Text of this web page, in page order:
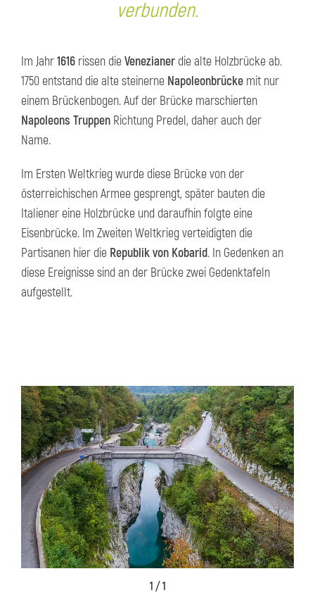
verbunden.
Im Jahr1616 rissen dieVenezianer die alte Holzbrücke ab.
1750 entstand die alte steinerne Napoleonbrücke mit nur
einem Brückenbogen. Auf der Brücke marschierten
Napoleons Truppen Richtung Predel, daher auch der
Name.
Im Ersten Weltkrieg wurde diese Brücke von der
österreichischen Armee gesprengt, später bauten die
Italiener eine Holzbrücke und daraufhin folgte eine
Eisenbrücke. Im Zweiten Weltkrieg verteidigten die
Partisanen hier die Republik von Kobarid. In Gedenken an
diese Ereignisse sind an der Brücke zwei Gedenktafeln
aufgestellt.
1 / 1